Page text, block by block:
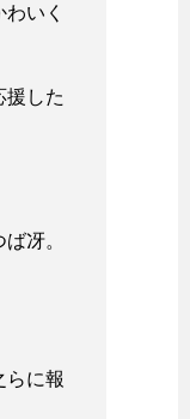
いく
援した
冴。
らに報